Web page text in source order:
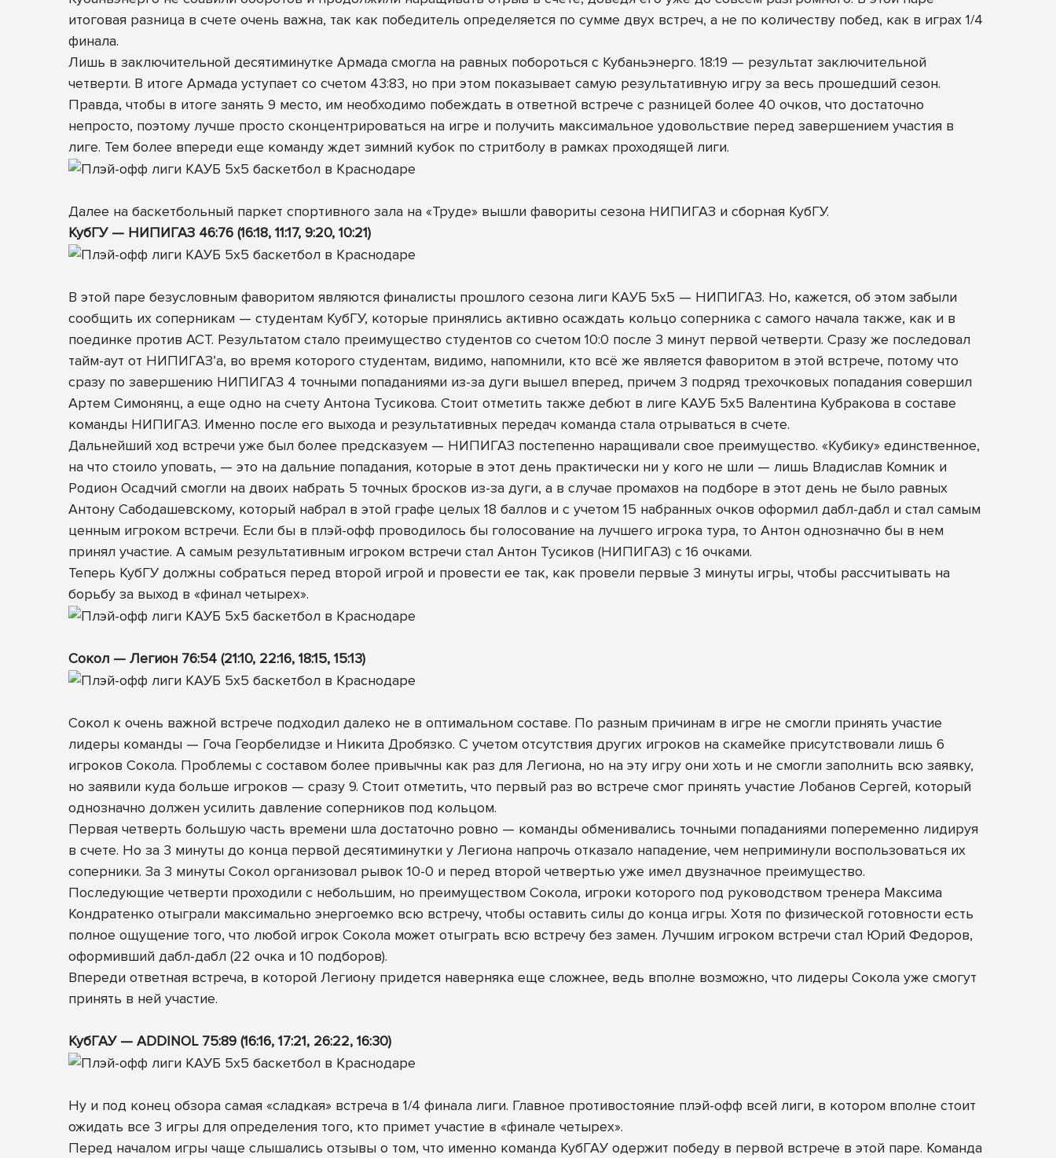
итоговая разница в счете очень важна, так как победитель определяется по сумме двух встреч, а не по количеству побед, как в играх 1/4
финала.
Лишь в заключительной десятиминутке Армада смогла на равных побороться с Кубаньэнерго. 18:19 — результат заключительной
четверти. В итоге Армада уступает со счетом 43:83, но при этом показывает самую результативную игру за весь прошедший сезон.
Правда, чтобы в итоге занять 9 место, им необходимо побеждать в ответной встрече с разницей более 40 очков, что достаточно
непросто, поэтому лучше просто сконцентрироваться на игре и получить максимальное удовольствие перед завершением участия в
лиге. Тем более впереди еще команду ждет зимний кубок по стритболу в рамках проходящей лиги.
Далее на баскетбольный паркет спортивного зала на «Труде» вышли фавориты сезона НИПИГАЗ и сборная КубГУ.
КубГУ — НИПИГАЗ 46:76 (16:18, 11:17, 9:20, 10:21)
В этой паре безусловным фаворитом являются финалисты прошлого сезона лиги КАУБ 5х5 — НИПИГАЗ. Но, кажется, об этом забыли
сообщить их соперникам — студентам КубГУ, которые принялись активно осаждать кольцо соперника с самого начала также, как и в
поединке против АСТ. Результатом стало преимущество студентов со счетом 10:0 после 3 минут первой четверти. Сразу же последовал
тайм-аут от НИПИГАЗ’а, во время которого студентам, видимо, напомнили, кто всё же является фаворитом в этой встрече, потому что
сразу по завершению НИПИГАЗ 4 точными попаданиями из-за дуги вышел вперед, причем 3 подряд трехочковых попадания совершил
Артем Симонянц, а еще одно на счету Антона Тусикова. Стоит отметить также дебют в лиге КАУБ 5х5 Валентина Кубракова в составе
команды НИПИГАЗ. Именно после его выхода и результативных передач команда стала отрываться в счете.
Дальнейший ход встречи уже был более предсказуем — НИПИГАЗ постепенно наращивали свое преимущество. «Кубику» единственное,
на что стоило уповать, — это на дальние попадания, которые в этот день практически ни у кого не шли — лишь Владислав Комник и
Родион Осадчий смогли на двоих набрать 5 точных бросков из-за дуги, а в случае промахов на подборе в этот день не было равных
Антону Сабодашевскому, который набрал в этой графе целых 18 баллов и с учетом 15 набранных очков оформил дабл-дабл и стал самым
ценным игроком встречи. Если бы в плэй-офф проводилось бы голосование на лучшего игрока тура, то Антон однозначно бы в нем
принял участие. А самым результативным игроком встречи стал Антон Тусиков (НИПИГАЗ) с 16 очками.
Теперь КубГУ должны собраться перед второй игрой и провести ее так, как провели первые 3 минуты игры, чтобы рассчитывать на
борьбу за выход в «финал четырех».
Сокол — Легион 76:54 (21:10, 22:16, 18:15, 15:13)
Сокол к очень важной встрече подходил далеко не в оптимальном составе. По разным причинам в игре не смогли принять участие
лидеры команды — Гоча Георбелидзе и Никита Дробязко. С учетом отсутствия других игроков на скамейке присутствовали лишь 6
игроков Сокола. Проблемы с составом более привычны как раз для Легиона, но на эту игру они хоть и не смогли заполнить всю заявку,
но заявили куда больше игроков — сразу 9. Стоит отметить, что первый раз во встрече смог принять участие Лобанов Сергей, который
однозначно должен усилить давление соперников под кольцом.
Первая четверть большую часть времени шла достаточно ровно — команды обменивались точными попаданиями попеременно лидируя
в счете. Но за 3 минуты до конца первой десятиминутки у Легиона напрочь отказало нападение, чем неприминули воспользоваться их
соперники. За 3 минуты Сокол организовал рывок 10-0 и перед второй четвертью уже имел двузначное преимущество.
Последующие четверти проходили с небольшим, но преимуществом Сокола, игроки которого под руководством тренера Максима
Кондратенко отыграли максимально энергоемко всю встречу, чтобы оставить силы до конца игры. Хотя по физической готовности есть
полное ощущение того, что любой игрок Сокола может отыграть всю встречу без замен. Лучшим игроком встречи стал Юрий Федоров,
оформивший дабл-дабл (22 очка и 10 подборов).
Впереди ответная встреча, в которой Легиону придется наверняка еще сложнее, ведь вполне возможно, что лидеры Сокола уже смогут
принять в ней участие.
КубГАУ — ADDINOL 75:89 (16:16, 17:21, 26:22, 16:30)
Ну и под конец обзора самая «сладкая» встреча в 1/4 финала лиги. Главное противостояние плэй-офф всей лиги, в котором вполне стоит
ожидать все 3 игры для определения того, кто примет участие в «финале четырех».
Перед началом игры чаще слышались отзывы о том, что именно команда КубГАУ одержит победу в первой встрече в этой паре. Команда